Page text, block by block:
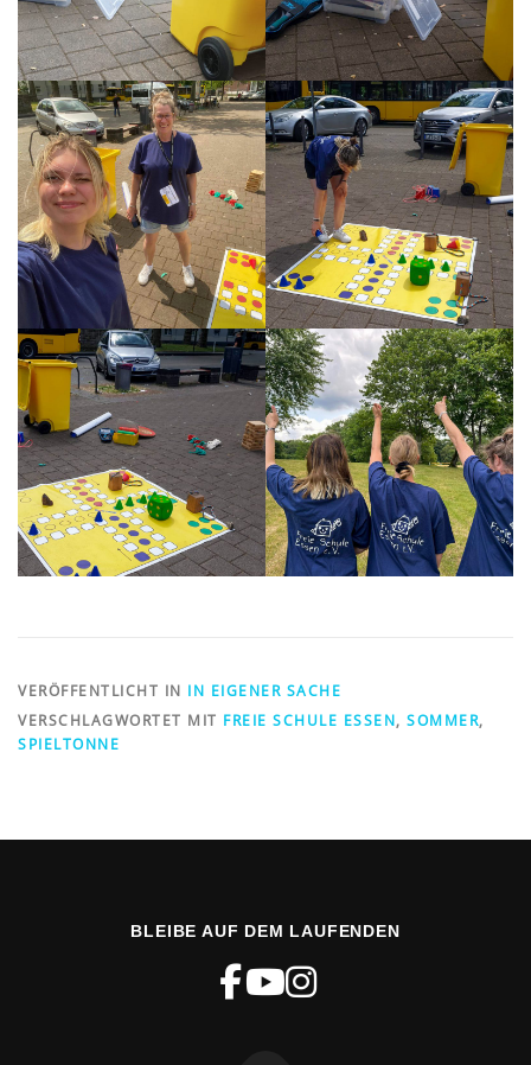
VERÖFFENTLICHT IN IN EIGENER SACHE
VERSCHLAGWORTET MIT FREIE SCHULE ESSEN, SOMMER,
SPIELTONNE
BLEIBE AUF DEM LAUFENDEN